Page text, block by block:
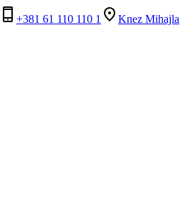
+381 61 110 110 1
Knez Mihajla